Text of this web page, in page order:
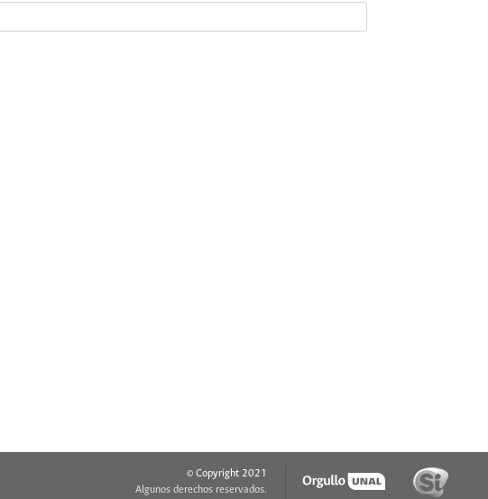
© Copyright 2021
Algunos derechos reservados.